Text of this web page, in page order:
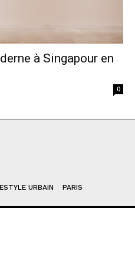
à Singapour en
0
URBAIN PARIS